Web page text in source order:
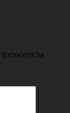
Erforderliche